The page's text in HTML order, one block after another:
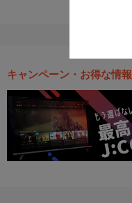
キャンペーン・お得な情報